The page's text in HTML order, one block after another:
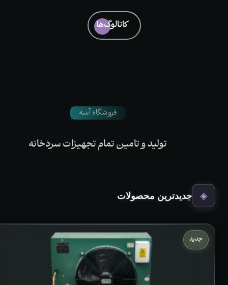
کاتالوگ‌ها
فروشگاه آسه
تولیدوتامین‌تمامتجهیزاتسردخانه
◈ جدیدترین محصولات
جدید